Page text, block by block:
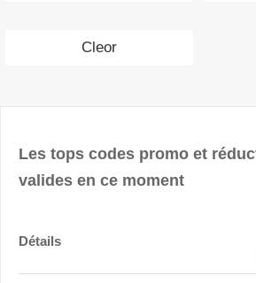
Cleor
Les tops codes promo et
valides en ce moment
Détails